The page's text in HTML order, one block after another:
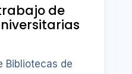
de
Bibliotecas de